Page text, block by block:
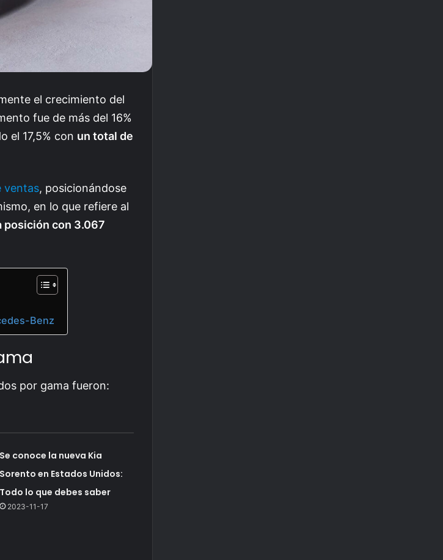
el crecimiento del
fue de más del 16%
el 17,5% con un total de
ventas, posicionándose
en lo que refiere al
posición con 3.067
Benz
por gama fueron:
Se conoce la nueva Kia
Sorento en Estados Unidos:
Todo lo que debes saber
2023-11-17